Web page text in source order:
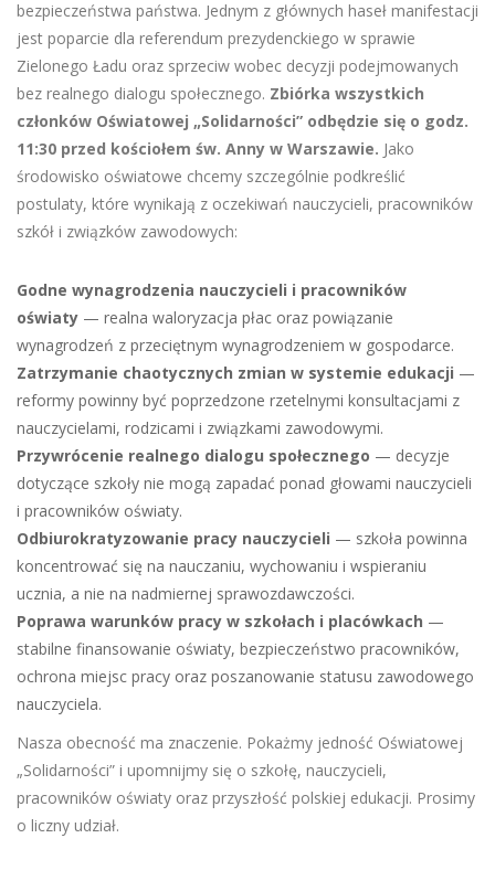
bezpieczeństwa państwa. Jednym z głównych haseł manifestacji
jest poparcie dla referendum prezydenckiego w sprawie
Zielonego Ładu oraz sprzeciw wobec decyzji podejmowanych
bez realnego dialogu społecznego. Zbiórka wszystkich
członków Oświatowej „Solidarności” odbędzie się o godz.
11:30 przed kościołem św. Anny w Warszawie. Jako
środowisko oświatowe chcemy szczególnie podkreślić
postulaty, które wynikają z oczekiwań nauczycieli, pracowników
szkół i związków zawodowych:
Godne wynagrodzenia nauczycieli i pracowników
oświaty — realna waloryzacja płac oraz powiązanie
wynagrodzeń z przeciętnym wynagrodzeniem w gospodarce.
Zatrzymanie chaotycznych zmian w systemie edukacji —
reformy powinny być poprzedzone rzetelnymi konsultacjami z
nauczycielami, rodzicami i związkami zawodowymi.
Przywrócenie realnego dialogu społecznego — decyzje
dotyczące szkoły nie mogą zapadać ponad głowami nauczycieli
i pracowników oświaty.
Odbiurokratyzowanie pracy nauczycieli — szkoła powinna
koncentrować się na nauczaniu, wychowaniu i wspieraniu
ucznia, a nie na nadmiernej sprawozdawczości.
Poprawa warunków pracy w szkołach i placówkach —
stabilne finansowanie oświaty, bezpieczeństwo pracowników,
ochrona miejsc pracy oraz poszanowanie statusu zawodowego
nauczyciela.
Nasza obecność ma znaczenie. Pokażmy jedność Oświatowej
„Solidarności” i upomnijmy się o szkołę, nauczycieli,
pracowników oświaty oraz przyszłość polskiej edukacji. Prosimy
o liczny udział.